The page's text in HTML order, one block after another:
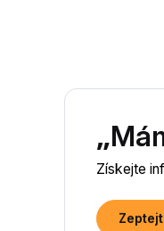
Získejte